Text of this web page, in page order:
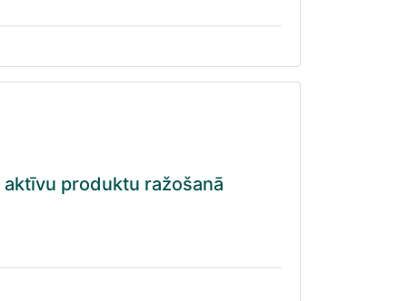
produktu ražošanā